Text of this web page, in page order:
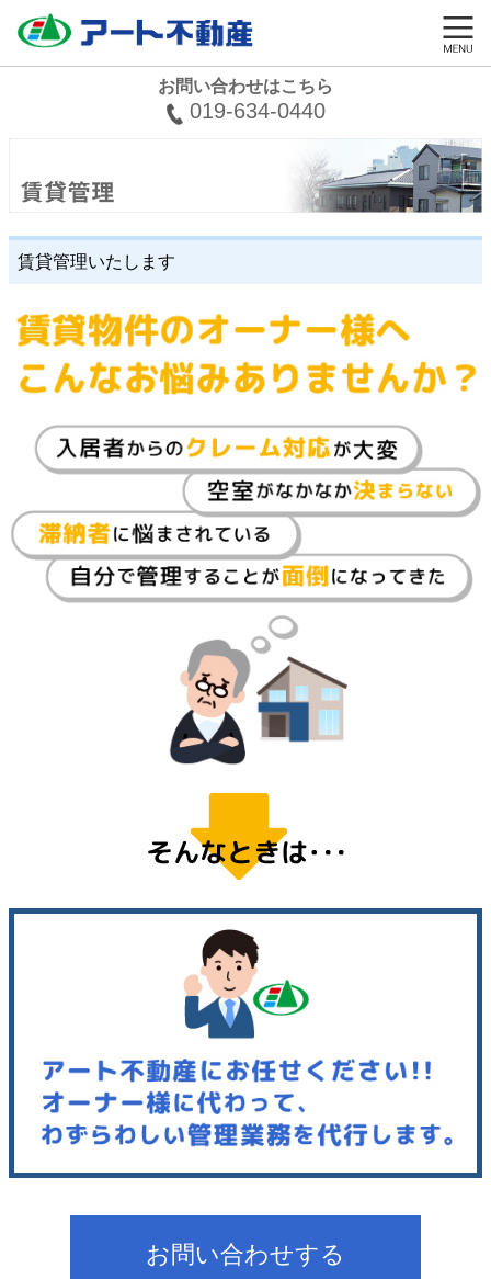
お問い合わせはこちら
019-634-0440
賃貸管理いたします
お問い合わせする